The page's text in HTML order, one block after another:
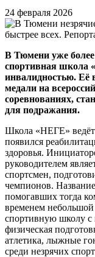
24 февраля 2026
В Тюмени уже более
спортивная школа
инвалидностью. Её
медали на
соревнованиях,
для подражания.
Школа «НЕГЕ» ведёт
появился
здоровья.
руководителем
спортсмен,
чемпионов.
помогавших тогда
временем
спортивную школу с
физическая
атлетика, лыжные
среди незрячих